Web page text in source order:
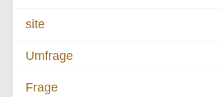
site
Umfrage
Frage